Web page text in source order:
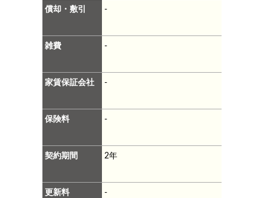
償却・敷引 -
雑費 -
家賃保証会社 -
保険料 -
契約期間 2年
更新料 -